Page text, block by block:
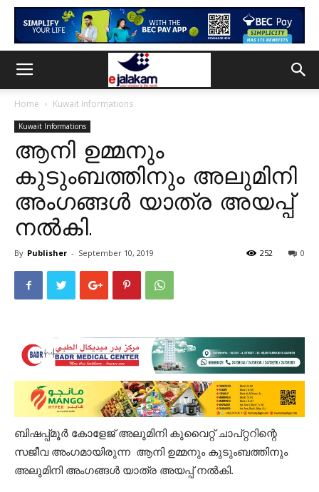
Home Kuwait Informations
Kuwait Informations
ആനി ഉമ്മനും
കുടുംബത്തിനും അലുമിനി
അംഗങ്ങൾ യാത്ര അയപ്പ്
നൽകി.
By Publisher - September 10, 2019 0
252
ബിഷപ്പ്മൂർ കോളേജ് അലുമിനി കുവൈറ്റ് ചാപ്റ്ററിന്റെ
സജീവ അംഗമായിരുന്ന ആനി ഉമ്മനും കുടുംബത്തിനും
അലുമിനി അംഗങ്ങൾ യാത്ര അയപ്പ് നൽകി.